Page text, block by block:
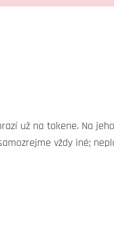
už na tokene. Na
vždy iné;